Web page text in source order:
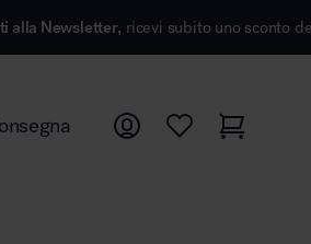
uno sconto del 7%